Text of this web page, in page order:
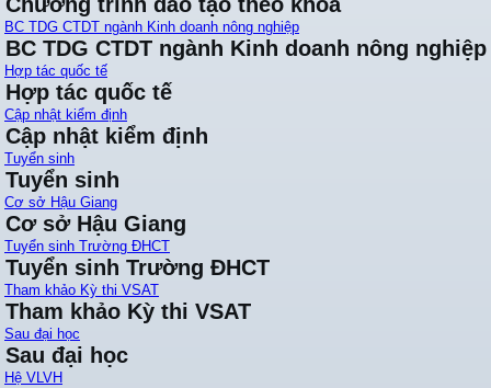
BC TDG CTDT ngành Kinh doanh nông nghiệp
BC TDG CTDT ngành Kinh doanh nông nghiệp
Hợp tác quốc tế
Hợp tác quốc tế
Cập nhật kiểm định
Cập nhật kiểm định
Tuyển sinh
Tuyển sinh
Cơ sở Hậu Giang
Cơ sở Hậu Giang
Tuyển sinh Trường ĐHCT
Tuyển sinh Trường ĐHCT
Tham khảo Kỳ thi VSAT
Tham khảo Kỳ thi VSAT
Sau đại học
Sau đại học
Hệ VLVH